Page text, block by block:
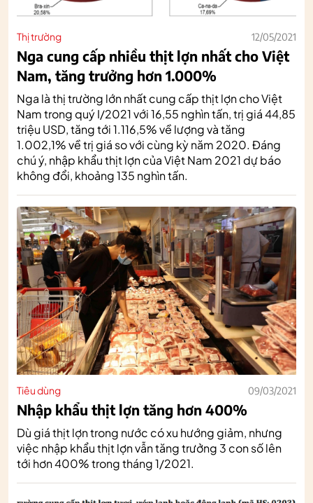
Thị trường 12/05/2021
Nga cung cấp nhiều thịt lợn nhất cho Việt
Nam, tăng trưởng hơn 1.000%
Nga là thị trường lớn nhất cung cấp thịt lợn cho Việt
Nam trong quý I/2021 với 16,55 nghìn tấn, trị giá 44,85
triệu USD, tăng tới 1.116,5% về lượng và tăng
1.002,1% về trị giá so với cùng kỳ năm 2020. Đáng
chú ý, nhập khẩu thịt lợn của Việt Nam 2021 dự báo
không đổi, khoảng 135 nghìn tấn.
Tiêu dùng 09/03/2021
Nhập khẩu thịt lợn tăng hơn 400%
Dù giá thịt lợn trong nước có xu hướng giảm, nhưng
việc nhập khẩu thịt lợn vẫn tăng trưởng 3 con số lên
tới hơn 400% trong tháng 1/2021.